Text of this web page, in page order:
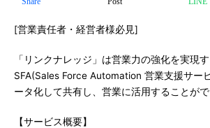
[営業責任者・経営者様必見]
「リンクナレッジ」は営業力の強化を実現
SFA(Sales Force Automation 営業支援サー
ータ化して共有し、営業に活用することがで
【サービス概要】